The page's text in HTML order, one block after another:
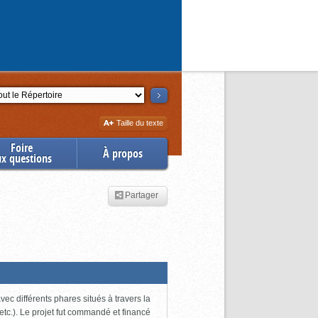
Augmenter
la
Taille du texte
Foire
questions À propos
Partager
différents phares situés à travers la
Le projet fut commandé et financé